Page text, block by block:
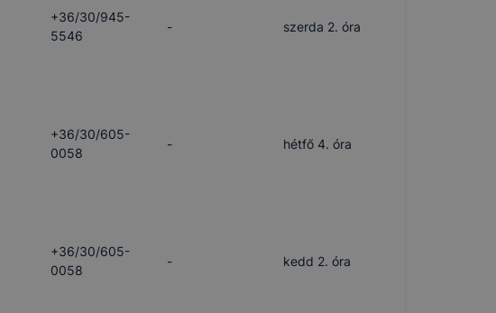
+36/30/945-
5546
- szerda 2. óra
+36/30/605-
0058
- hétfő 4. óra
+36/30/605-
0058
- kedd 2. óra